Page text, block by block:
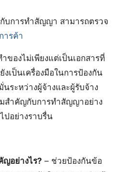
บการทำสัญญา สามารถตรวจ
ารค้า
ของไม่เพียงแต่เป็นเอกสารที่
เป็นเครื่องมือในการป้องกัน
ระหว่างผู้จ้างและผู้รับจ้าง
มสำคัญกับการทำสัญญาอย่าง
ปอย่างราบรื่น
ญอย่างไร? – ช่วยป้องกันข้อ